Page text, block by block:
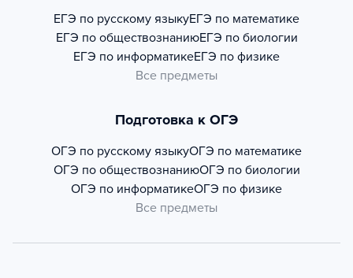
ЕГЭ по русскому языкуЕГЭ по математике
ЕГЭ по обществознаниюЕГЭ по биологии
ЕГЭ по информатикеЕГЭ по физике
Все предметы
Подготовка к ОГЭ
ОГЭ по русскому языкуОГЭ по математике
ОГЭ по обществознаниюОГЭ по биологии
ОГЭ по информатикеОГЭ по физике
Все предметы